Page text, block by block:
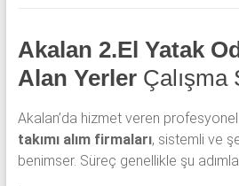
Akalan 2.El Yatak
Alan YerlerÇalışma
Akalan’da hizmet veren profesyonel
takımı alım firmaları, sistemli ve
benimser. Süreç genellikle şu